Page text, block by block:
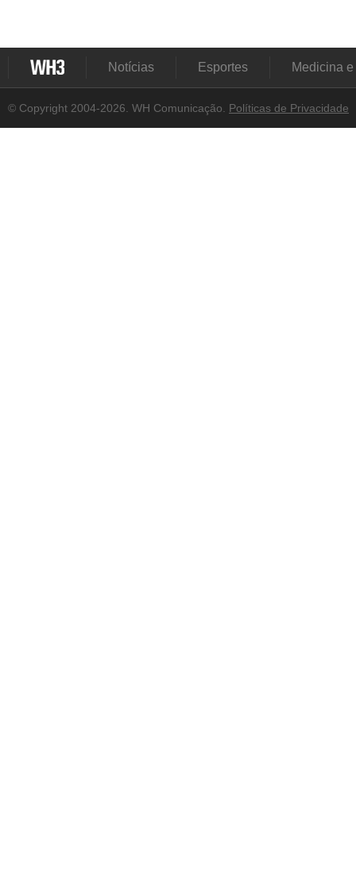
Notícias Esportes Medicina
© Copyright 2004-2026. WH Comunicação. Políticas de Privacidade